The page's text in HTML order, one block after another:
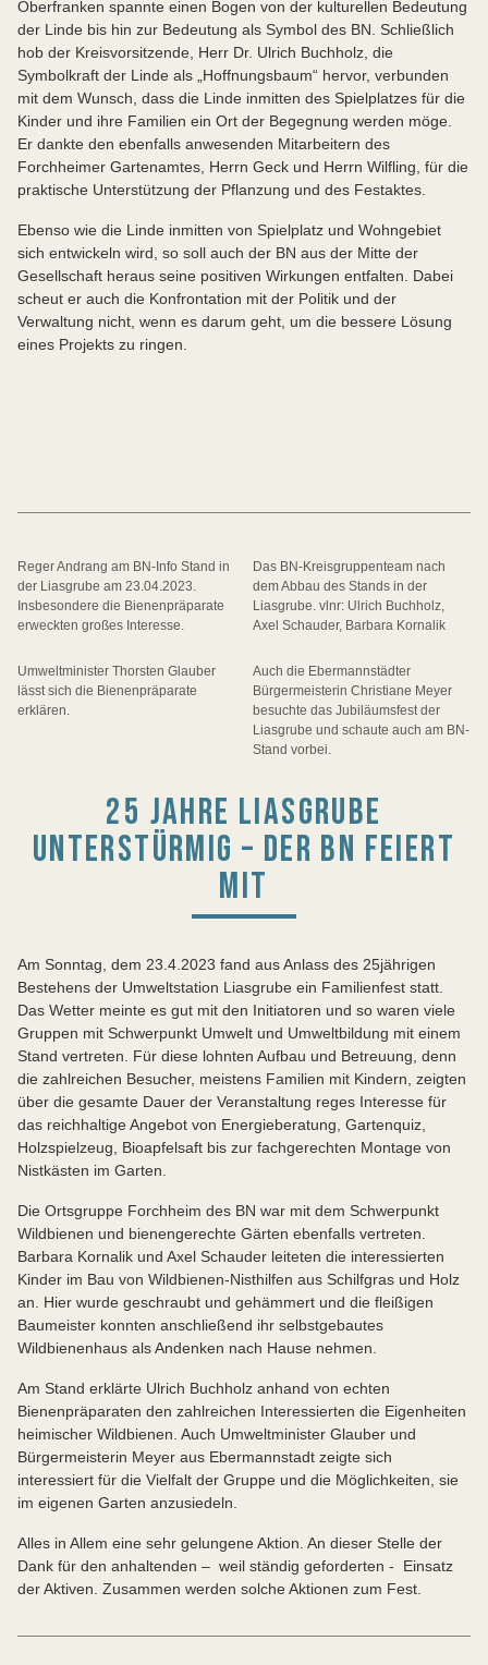
Oberfranken spannte einen Bogen von der kulturellen Bedeutung
der Linde bis hin zur Bedeutung als Symbol des BN. Schließlich
hob der Kreisvorsitzende, Herr Dr. Ulrich Buchholz, die
Symbolkraft der Linde als „Hoffnungsbaum“ hervor, verbunden
mit dem Wunsch, dass die Linde inmitten des Spielplatzes für die
Kinder und ihre Familien ein Ort der Begegnung werden möge.
Er dankte den ebenfalls anwesenden Mitarbeitern des
Forchheimer Gartenamtes, Herrn Geck und Herrn Wilfling, für die
praktische Unterstützung der Pflanzung und des Festaktes.
Ebenso wie die Linde inmitten von Spielplatz und Wohngebiet
sich entwickeln wird, so soll auch der BN aus der Mitte der
Gesellschaft heraus seine positiven Wirkungen entfalten. Dabei
scheut er auch die Konfrontation mit der Politik und der
Verwaltung nicht, wenn es darum geht, um die bessere Lösung
eines Projekts zu ringen.
Reger Andrang am BN-Info Stand in
der Liasgrube am 23.04.2023.
Insbesondere die Bienenpräparate
erweckten großes Interesse.
Das BN-Kreisgruppenteam nach
dem Abbau des Stands in der
Liasgrube. vlnr: Ulrich Buchholz,
Axel Schauder, Barbara Kornalik
Umweltminister Thorsten Glauber
lässt sich die Bienenpräparate
erklären.
Auch die Ebermannstädter
Bürgermeisterin Christiane Meyer
besuchte das Jubiläumsfest der
Liasgrube und schaute auch am BN-
Stand vorbei.
25 JAHRE LIASGRUBE
UNTERSTÜRMIG – DER BN FEIERT
MIT
Am Sonntag, dem 23.4.2023 fand aus Anlass des 25jährigen
Bestehens der Umweltstation Liasgrube ein Familienfest statt.
Das Wetter meinte es gut mit den Initiatoren und so waren viele
Gruppen mit Schwerpunkt Umwelt und Umweltbildung mit einem
Stand vertreten. Für diese lohnten Aufbau und Betreuung, denn
die zahlreichen Besucher, meistens Familien mit Kindern, zeigten
über die gesamte Dauer der Veranstaltung reges Interesse für
das reichhaltige Angebot von Energieberatung, Gartenquiz,
Holzspielzeug, Bioapfelsaft bis zur fachgerechten Montage von
Nistkästen im Garten.
Die Ortsgruppe Forchheim des BN war mit dem Schwerpunkt
Wildbienen und bienengerechte Gärten ebenfalls vertreten.
Barbara Kornalik und Axel Schauder leiteten die interessierten
Kinder im Bau von Wildbienen-Nisthilfen aus Schilfgras und Holz
an. Hier wurde geschraubt und gehämmert und die fleißigen
Baumeister konnten anschließend ihr selbstgebautes
Wildbienenhaus als Andenken nach Hause nehmen.
Am Stand erklärte Ulrich Buchholz anhand von echten
Bienenpräparaten den zahlreichen Interessierten die Eigenheiten
heimischer Wildbienen. Auch Umweltminister Glauber und
Bürgermeisterin Meyer aus Ebermannstadt zeigte sich
interessiert für die Vielfalt der Gruppe und die Möglichkeiten, sie
im eigenen Garten anzusiedeln.
Alles in Allem eine sehr gelungene Aktion. An dieser Stelle der
Dank für den anhaltenden – weil ständig geforderten - Einsatz
der Aktiven. Zusammen werden solche Aktionen zum Fest.